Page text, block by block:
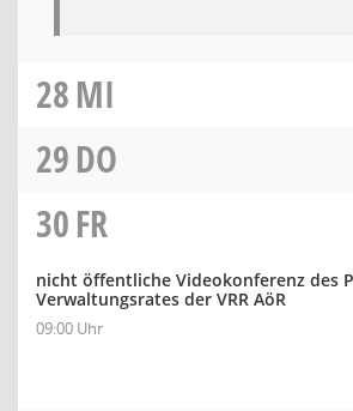
28MI
29DO
30FR
nicht öffentliche Videokonferenz des
Verwaltungsrates der VRR AöR
09:00 Uhr